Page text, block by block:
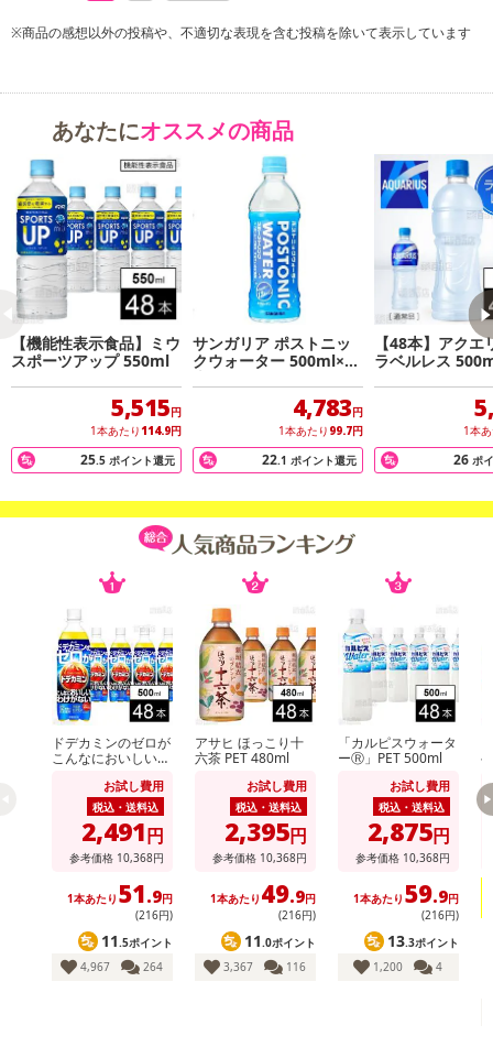
Payでお支払いの場合、決済のため外部サイトへ遷移します。
了することがございます。ご了承いただいたうえでお申し込みくだ
【配送伝票番号について】
※配送形態がメール便の商品については、商品の発送完了後、配送
伝票番号がマイページに表示されない場合もございます。
【配送日時の指定について】
※配送日時の指定が可能な商品の場合、商品によってご指定できる
配送日、配送時間が異なる可能性がございます。
カート機能をご利用の場合は、配送日時指定をご利用いただけませ
ん。
発送日カレンダー
休業日
その他共通および商品カテゴリー別注意事項（※必ずご確認くだ
さい）
こちらの情報は2026年07月09日 時点での情報となります。
※商品の感想以外の投稿や、不適切な表現を含む投稿を除いて表示しています
あなたにオススメの商品
【機能性表示食品】ミウ
スポーツアップ 550ml
5,515円
1本あたり 114.9円
25.5 ポイント還元
サンガリア ポストニッ
クウォーター 500ml×48
本
4,783円
1本あたり 99.7円
22.1 ポイント還元
【48本】アクエ
ラベルレス
1本
26 ポ
ドデカミンのゼロが
こんなにおいしいわ
お試し費用
税込・送料込
2,491円
参考価格 10,368円
1本あたり 51.9円
(216円)
11 .5ポイント
4,967
264
アサヒ ほっこり十
六茶 PET 480ml
お試し費用
税込・送料込
2,395円
参考価格 10,368円
1本あたり 49.9円
(216円)
11 .0ポイント
3,367
116
「カルピスウォータ
ーⓇ」PET 500ml
お試し費用
税込・送料込
2,875円
参考価格 10,368円
1本あたり 59.9円
(216円)
13.3ポイント
1,200
4